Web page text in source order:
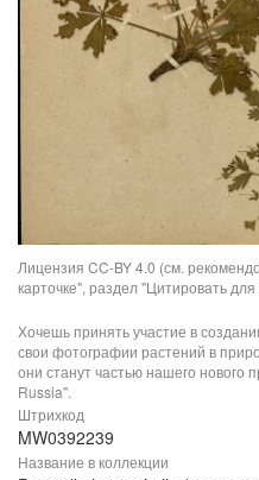
Лицензия CC-BY 4.0 (см.
карточке", раздел "Цитировать
Хочешь принять участие в
свои фотографии растений в
они станут частью нашего нового
Russia".
Штрихкод
MW0392239
Название в коллекции